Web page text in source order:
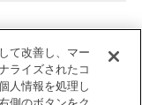
て改善し、マー
ライズされたコ
人情報を処理し